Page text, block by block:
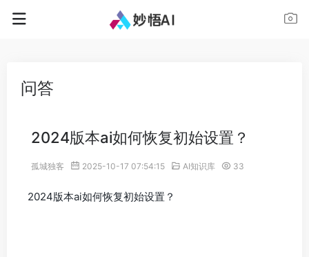
问答
2024版本ai如何恢复初始设置？
孤城独客 2025-10-17 07:54:15 AI知识库 33
2024版本ai如何恢复初始设置？